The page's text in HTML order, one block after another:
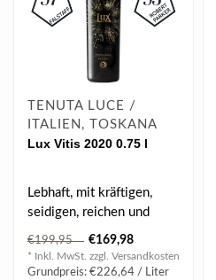
TENUTA LUCE /
ITALIEN, TOSKANA
Lux Vitis 2020 0.75 l
Lebhaft, mit kräftigen,
seidigen, reichen und
eleganten Tanninen, die
ihm Leben..
€199,95 €169,98
* Inkl. MwSt. zzgl. Versandkosten
Grundpreis: €226,64 / Liter